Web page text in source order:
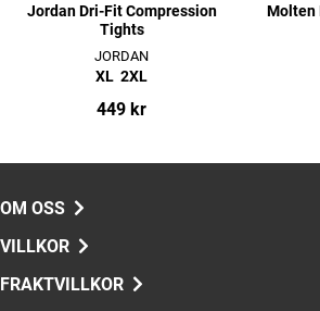
Jordan Dri-Fit Compression
Tights
JORDAN
XL 2XL
449 kr
Molten
OM OSS
VILLKOR
FRAKTVILLKOR